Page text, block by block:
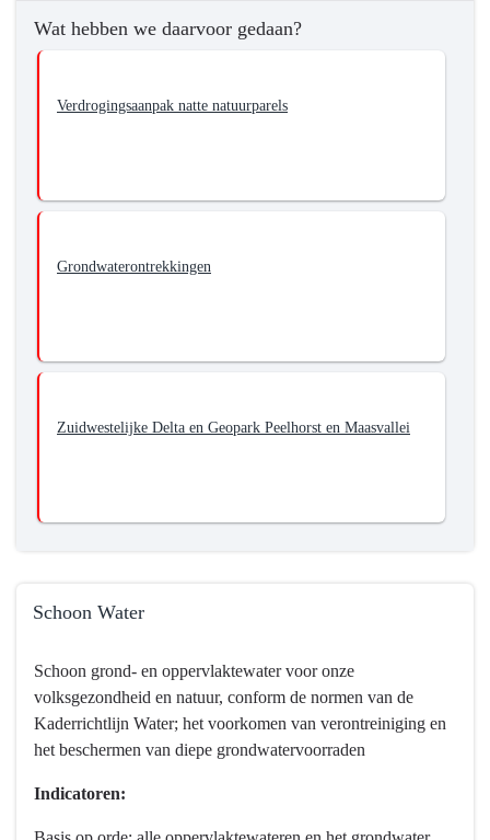
Wat hebben we daarvoor gedaan?
Verdrogingsaanpak natte natuurparels
Grondwaterontrekkingen
Zuidwestelijke Delta en Geopark Peelhorst en Maasvallei
Schoon Water
naar
navigatie
Programma
Schoon grond- en oppervlaktewater voor onze
volksgezondheid en natuur, conform de normen van de
Kaderrichtlijn Water; het voorkomen van verontreiniging en
het beschermen van diepe grondwatervoorraden
Indicatoren: